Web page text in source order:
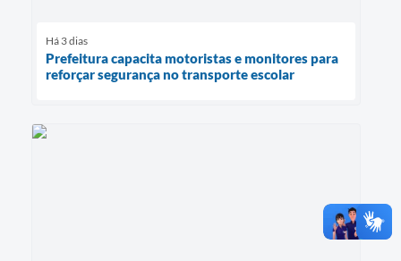
Há 3 dias
Prefeitura capacita motoristas e monitores para
reforçar segurança no transporte escolar